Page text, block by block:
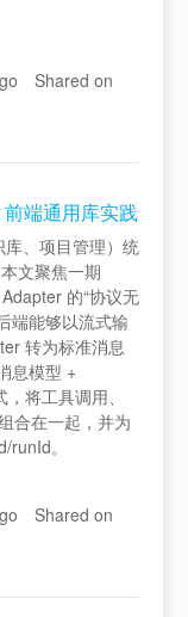
Shared on
端通用库实践
、项目管理）统
文聚焦一期
的“协议无
端能够以流式输
转为标准消息
息模型 +
将工具调用、
合在一起，并为
。
Shared on